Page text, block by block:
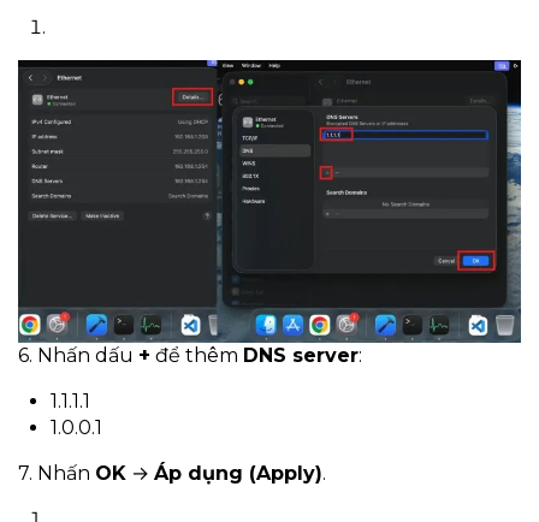
6. Nhấn dấu + để thêm DNS server:
1.1.1.1
1.0.0.1
7. Nhấn OK → Áp dụng (Apply).